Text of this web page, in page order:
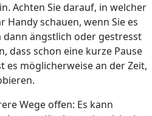
Achten Sie darauf, in welcher
Handy schauen, wenn Sie es
dann ängstlich oder gestresst
dass schon eine kurze Pause
es möglicherweise an der Zeit,
Wege offen: Es kann